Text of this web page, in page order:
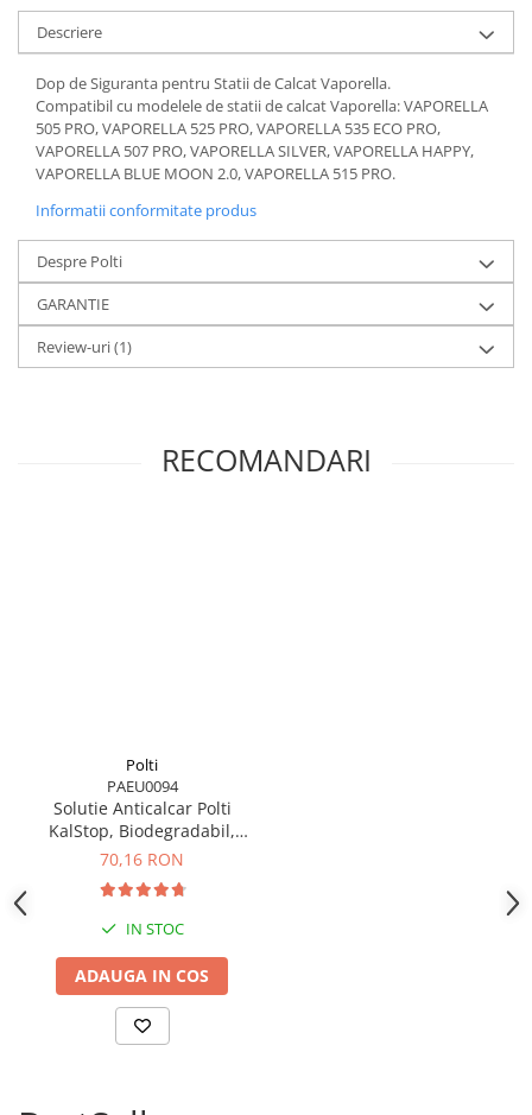
Descriere
Dop de Siguranta pentru Statii de Calcat Vaporella.
Compatibil cu modelele de statii de calcat Vaporella: VAPORELLA
505 PRO, VAPORELLA 525 PRO, VAPORELLA 535 ECO PRO,
VAPORELLA 507 PRO, VAPORELLA SILVER, VAPORELLA HAPPY,
VAPORELLA BLUE MOON 2.0, VAPORELLA 515 PRO.
Informatii conformitate produs
Despre Polti
GARANTIE
Review-uri(1)
RECOMANDARI
Polti
PAEU0094
Solutie Anticalcar Polti
KalStop, Biodegradabil,
Non-toxic, 20 x 5 ml
70,16 RON
IN STOC
ADAUGA IN COS